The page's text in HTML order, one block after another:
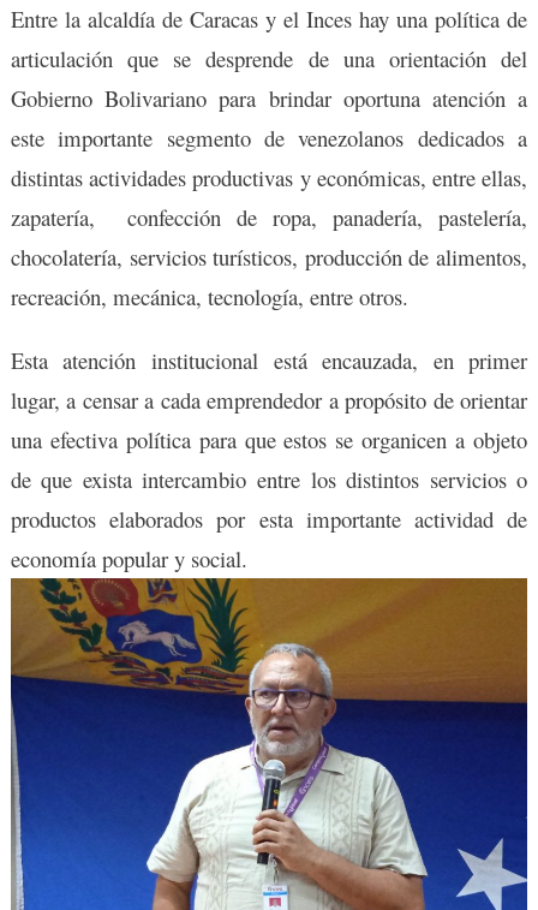
Entre la alcaldía de Caracas y el Inces hay una política de
articulación que se desprende de una orientación del
Gobierno Bolivariano para brindar oportuna atención a
este importante segmento de venezolanos dedicados a
distintas actividades productivas y económicas, entre ellas,
zapatería, confección de ropa, panadería, pastelería,
chocolatería, servicios turísticos, producción de alimentos,
recreación, mecánica, tecnología, entre otros.
Esta atención institucional está encauzada, en primer
lugar, a censar a cada emprendedor a propósito de orientar
una efectiva política para que estos se organicen a objeto
de que exista intercambio entre los distintos servicios o
productos elaborados por esta importante actividad de
economía popular y social.